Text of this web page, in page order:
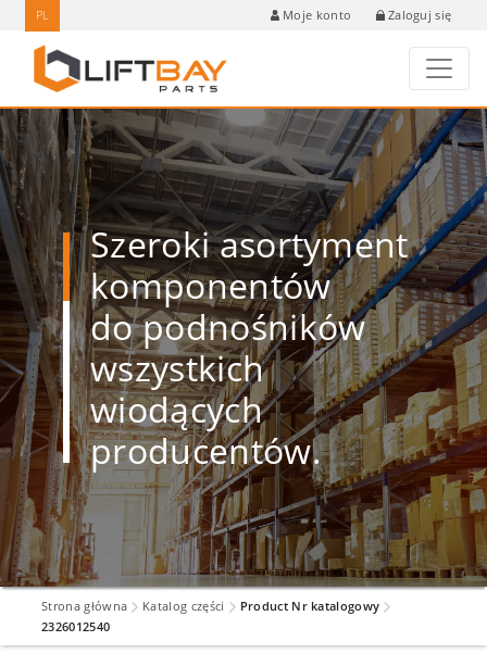
PL Moje konto Zaloguj się
Szeroki asortyment
komponentów
do podnośników
wszystkich
wiodących
producentów.
Strona główna Katalog części
Product Nr katalogowy
2326012540